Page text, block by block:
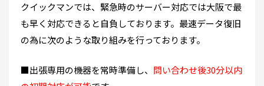
クイックマンでは、緊急時のサーバー対応では大阪で最
も早く対応できると自負しております。最速データ復旧
の為に次のような取り組みを行っております。
■出張専用の機器を常時準備し、 問い合わせ後30分以内